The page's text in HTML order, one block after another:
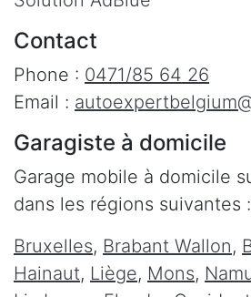
Contact
Phone : 0471/85 64 26
Email :
Garagiste à domicile
Garage mobile à domicile
dans les régions suivantes :
Bruxelles, Brabant Wallon,
Hainaut, Liège, Mons,